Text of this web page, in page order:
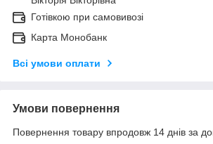
Готівкою при самовивозі
Карта Монобанк
Всі умови оплати
Умови повернення
Повернення товару впродовж 14 днів за